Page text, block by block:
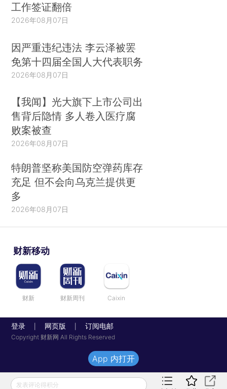
工作签证翻倍
2026年08月07日
因严重违纪违法 李云泽被罢
免第十四届全国人大代表职务
2026年08月07日
【我闻】光大旗下上市公司出
售背后隐情 多人卷入医疗腐
败案被查
2026年08月07日
特朗普坚称美国防空弹药库存
充足 但不会向乌克兰提供更
多
2026年08月07日
财新移动
财新 财新周刊 Caixin
登录 网页版 订阅电邮
Copyright 财新网 All Rights Reserved
发表评论得积分
App 内打开